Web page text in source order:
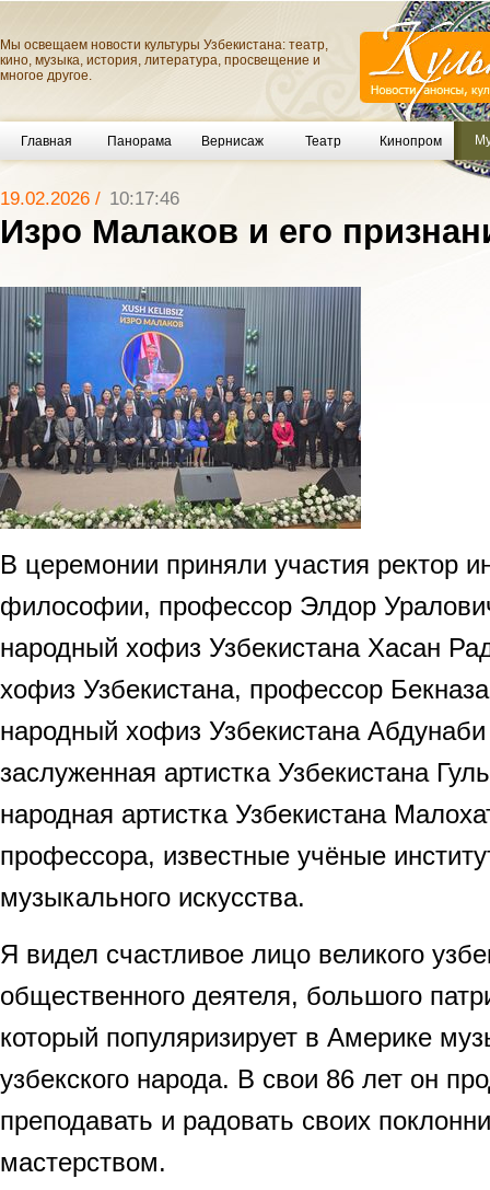
Мы освещаем новости культуры Узбекистана: театр,
кино, музыка, история, литература, просвещение и
многое другое.
Главная Панорама Вернисаж Театр Кинопром
19.02.2026 / 10:17:46
Изро Малаков и его
В церемонии приняли участия ректор
философии, профессор Элдор
народный хофиз Узбекистана Хасан
хофиз Узбекистана, профессор
народный хофиз Узбекистана
заслуженная артистка Узбекистана
народная артистка Узбекистана
профессора, известные учёные
музыкального искусства.
Я видел счастливое лицо великого
общественного деятеля, большого
который популяризирует в Америке
узбекского народа. В свои 86 лет он
преподавать и радовать своих
мастерством.